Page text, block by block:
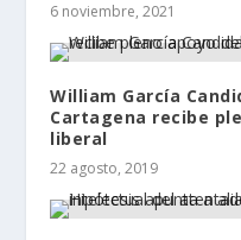
6 noviembre, 2021
William García
Cartagena recibe
liberal
22 agosto, 2019